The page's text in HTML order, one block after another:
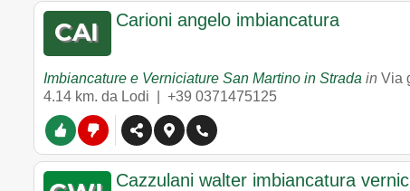
Carioni angelo imbiancatura
Imbiancature e Verniciature San Martino in Strada in Via
4.14 km. da Lodi | +39 0371475125
Cazzulani walter imbiancatura